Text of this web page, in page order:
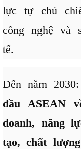
lực tự chủ
công nghệ và
tế.
Đến năm 2030:
đầu ASEAN
doanh, năng
tạo, chất